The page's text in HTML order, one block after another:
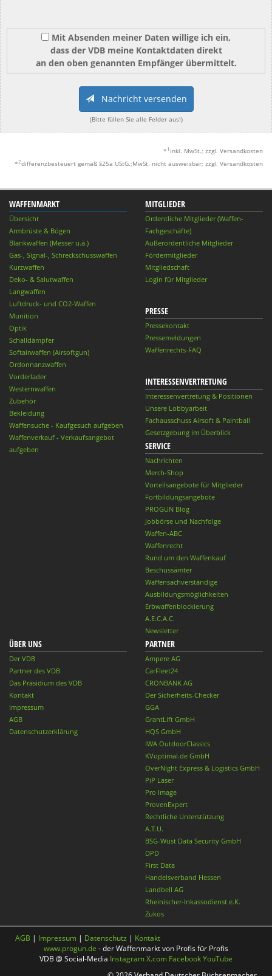
Mit Absenden meiner Daten willige ich ein,
dass der VDB meine Kontaktdaten direkt
an den oben genannten Empfänger übermittelt.
Nachricht versenden
(Bitte füllen Sie alle Felder aus!)
* 1 inkl. MwSt.; zzgl. Versandkosten
*2differenzbesteuert gemäß §25a UStG.;MwSt. nicht ausweisbar; zzgl. Versandkosten
WAFFENMARKT
Übersicht
Armbrüste & Bögen
Blankwaffen (Messer u.ä.)
Gas-, Signal-, Schreckschusswaffen
Kurzwaffen
Deko- & Salutwaffen
Langwaffen
Luftdruck- und CO2-Waffen
Munition
Optik
Schalldämpfer
Softairwaffen (Airsoftgun)
Ordonnanzwaffen
Vorderlader
Westernwaffen
Zubehör
Bekleidung
Waffensuche - Kaufgesuch aufgeben
Waffenverkauf - Verkaufsangebot
aufgeben
MITGLIEDER
Ordentliche Mitglieder (Waffen-
Fachgeschäfte)
Außerordentliche Mitglieder
Fördermitglieder
Mitgliedschaft
Login für Mitglieder
PRESSE
Pressekontakt
Pressemeldungen
Waffenrechts-FAQ
INTERESSENVERTRETUNG
Interessenvertretung & Positionen
Unsere Lobbyarbeit
Fachausschuss Airsoft & Paintball
Gesetzgebung im Überblick
SERVICE
Nachrichten
Merch-Shop
Vorteilsangebote für Mitglieder
Fortbildungsangebote
PROGUN Blog
Jobbörse und Nachfolge
Waffen-ABC
Waffenrecht
Rund um den Waffenkauf
Beschussämter
Waffensachverständige
Ausbildungsmöglichkeiten
Erbwaffenblockierung
A.E.C.A.C.
Newsletter
ÜBER UNS
Der VDB
Partner des VDB
Das Präsidium des VDB
Kontakt
Impressum
AGB
Datenschutzerklärung
PARTNER
Ampere AG
CarFleet24
CRONBANK AG
Der Sicherheits-Checker
GGA
GrantLift GmbH
HQS GmbH
IWA OutdoorClassics
KVoptimal.de GmbH
OverNight Express & Logistics GmbH
PiP Laser
Pro Image
ProvenExpert
Rechtliche Unterstützung
A.T.U.
BSG-Wüst Data Security GmbH
DPD
First Data
Handelsverband Hessen
Landbell AG
Rheinischer-Inkassodienst e.K.
Zukos
AGB | Impressum | Datenschutz | Kontakt
www.progun.de - der Waffenmarkt von Profis für Profis
VDB @ Social-Media InstagramX.com FacebookYouTube